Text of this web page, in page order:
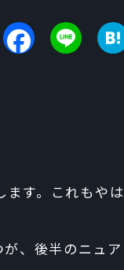
Facebook Line
ます。これもやは
、後半のニュア